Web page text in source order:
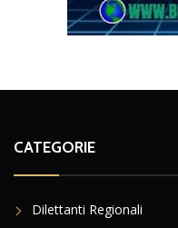
CATEGORIE
Dilettanti Regionali